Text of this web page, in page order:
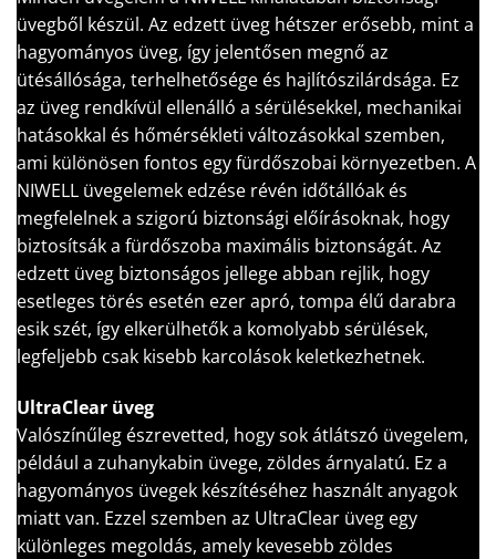
üvegből készül. Az edzett üveg hétszer erősebb, mint a
hagyományos üveg, így jelentősen megnő az
ütésállósága, terhelhetősége és hajlítószilárdsága. Ez
az üveg rendkívül ellenálló a sérülésekkel, mechanikai
hatásokkal és hőmérsékleti változásokkal szemben,
ami különösen fontos egy fürdőszobai környezetben. A
NIWELL üvegelemek edzése révén időtállóak és
megfelelnek a szigorú biztonsági előírásoknak, hogy
biztosítsák a fürdőszoba maximális biztonságát. Az
edzett üveg biztonságos jellege abban rejlik, hogy
esetleges törés esetén ezer apró, tompa élű darabra
esik szét, így elkerülhetők a komolyabb sérülések,
legfeljebb csak kisebb karcolások keletkezhetnek.
UltraClear üveg
Valószínűleg észrevetted, hogy sok átlátszó üvegelem,
például a zuhanykabin üvege, zöldes árnyalatú. Ez a
hagyományos üvegek készítéséhez használt anyagok
miatt van. Ezzel szemben az UltraClear üveg egy
különleges megoldás, amely kevesebb zöldes